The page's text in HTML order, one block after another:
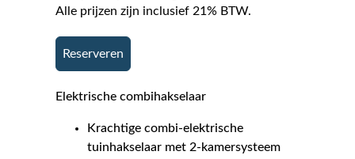
Alle prijzen zijn inclusief 21% BTW.
Reserveren
Elektrische combihakselaar
Krachtige combi-elektrische
tuinhakselaar met 2-kamersysteem